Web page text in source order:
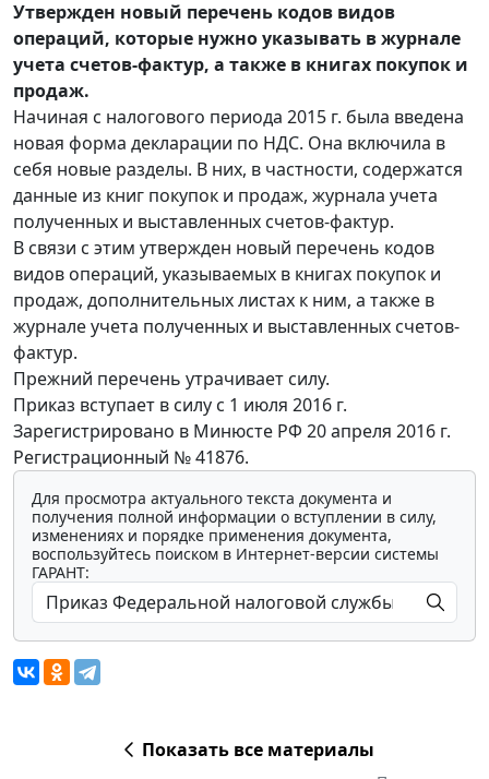
Утвержден новый перечень кодов видов
операций, которые нужно указывать в журнале
учета счетов-фактур, а также в книгах покупок и
продаж.
Начиная с налогового периода 2015 г. была введена
новая форма декларации по НДС. Она включила в
себя новые разделы. В них, в частности, содержатся
данные из книг покупок и продаж, журнала учета
полученных и выставленных счетов-фактур.
В связи с этим утвержден новый перечень кодов
видов операций, указываемых в книгах покупок и
продаж, дополнительных листах к ним, а также в
журнале учета полученных и выставленных счетов-
фактур.
Прежний перечень утрачивает силу.
Приказ вступает в силу с 1 июля 2016 г.
Зарегистрировано в Минюсте РФ 20 апреля 2016 г.
Регистрационный № 41876.
Для просмотра актуального текста документа и
получения полной информации о вступлении в силу,
изменениях и порядке применения документа,
воспользуйтесь поиском в Интернет-версии системы
ГАРАНТ:
Показать все материалы